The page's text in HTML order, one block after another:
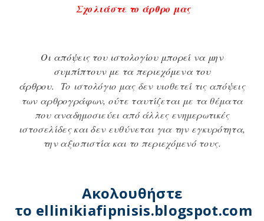
Σχολιάστε το άρθρο μας
Οι απόψεις του ιστολογίου μπορεί να μην
συμπίπτουν με τα περιεχόμενα του
άρθρου. To ιστολόγιο μας δεν υιοθετεί τις απόψεις
των αρθρογράφων, ούτε ταυτίζεται με τα θέματα
που αναδημοσιεύει από άλλες ενημερωτικές
ιστοσελίδες και δεν ευθύνεται για την εγκυρότητα,
την αξιοπιστία και το περιεχόμενό τους.
Ακολουθήστε
το ellinikiafipnisis.blogspot.com